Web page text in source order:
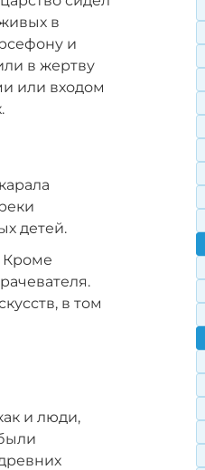
в
и
в жертву
или входом
детей.
Кроме
в том
и люди,